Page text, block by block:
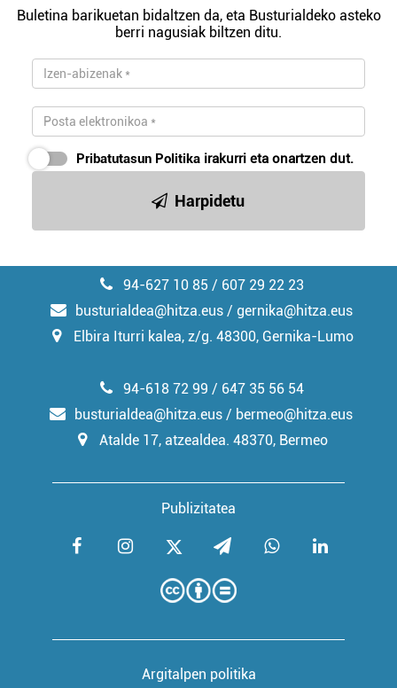
Buletina barikuetan bidaltzen da, eta Busturialdeko asteko
berri nagusiak biltzen ditu.
Pribatutasun Politika irakurri eta onartzen dut.
Harpidetu
94-627 10 85 / 607 29 22 23
busturialdea@hitza.eus / gernika@hitza.eus
Elbira Iturri kalea, z/g. 48300, Gernika-Lumo
Publizitatea
94-618 72 99 / 647 35 56 54
busturialdea@hitza.eus / bermeo@hitza.eus
Atalde 17, atzealdea. 48370, Bermeo
Argitalpen politika